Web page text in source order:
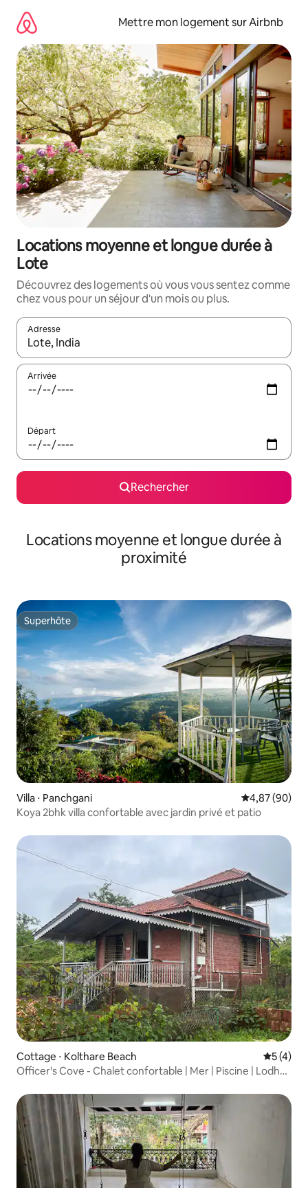
directement
contenu
Mettre mon logement sur Airbnb
Locations moyenne et longue durée à
Lote
Découvrez des logements où vous vous sentez comme
chez vous pour un séjour d'un mois ou plus.
Adresse
Lorsque les résultats s'affichent, utilisez les flèches vers le
Arrivée
Départ
Rechercher
Locations moyenne et longue durée à
proximité
Superhôte
Superhôte
Villa ⋅ Panchgani Évaluation
4,87 (90)
Koya 2bhk villa confortable avec jardin privé et patio
Cottage ⋅ Kolthare Beach
5 (4)
Officer's Cove - Chalet confortable | Mer | Piscine | Lodha |